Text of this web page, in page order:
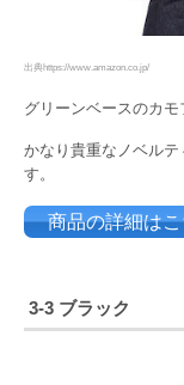
出典https://www.amazon.co.jp/
グリーンベースのカモ
かなり貴重なノベル
す。
商品の詳細は
3-3 ブラック